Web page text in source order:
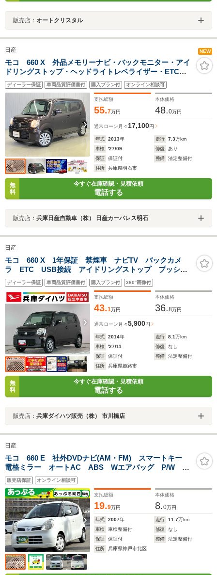
販売店： オートクリスタル
日産 NEW
モコ 660 X 外品メモリーナビ・バックモニター・アイ
ドリングストップ・ヘッドライトレベライザー・ETC・
インテリジェントキー・
ディーラー保証 車両品質評価書付 購入プラン付 オンライン相談可
支払総額
55.7万円
本体価格
48.0万円
通常ローン 月々17,100円
年式 2013年 走行 7.3万km
車検
'27/09 修復
あり
保証
保証付 整備
法定整備付
住所
兵庫県明石市
無
料
今すぐ在庫確認・見積依頼
電話する
販売店： 兵庫日産自動車（株） 日産カーパレス明石
日産
モコ 660 X 1年保証 禁煙車 ナビTV バックカメ
ラ ETC USB接続 アイドリングストップ プッシュ
スタート オートエアコン ドアバイザー ヘッドライ
トレベライザー 電動格納ミラー 14インチアルミホイ
ール
ディーラー保証 車両品質評価書付 購入プラン付 360°画像付
支払総額
43.1万円
本体価格
36.8万円
通常ローン 月々5,900円
年式 2014年 走行 8.1万km
車検
'27/11 修復
なし
保証
保証付 整備
法定整備付
住所
兵庫県姫路市
無
料
今すぐ在庫確認・見積依頼
電話する
販売店： 兵庫ダイハツ販売（株） 市川橋店
日産
モコ 660 E 社外DVDナビ(AM・FM) スマートキー
電格ミラー オートAC ABS Wエアバッグ P/W パ
ワステ 純正マット バイザー
販売店保証 オンライン相談可
支払総額
19.9万円
本体価格
8.0万円
年式 2007年 走行 11.7万km
車検
車検整備付 修復
なし
保証
保証付 整備
法定整備付
住所
兵庫県神戸市北区